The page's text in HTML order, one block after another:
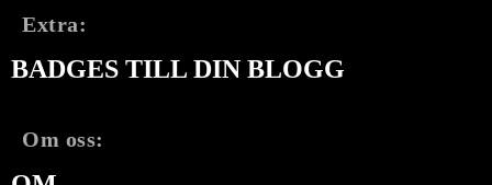
Extra:
BADGES TILL DIN BLOGG
Om oss: